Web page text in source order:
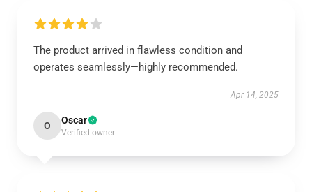
The product arrived in flawless condition and
operates seamlessly—highly recommended.
Apr 14, 2025
O Oscar
Verified owner